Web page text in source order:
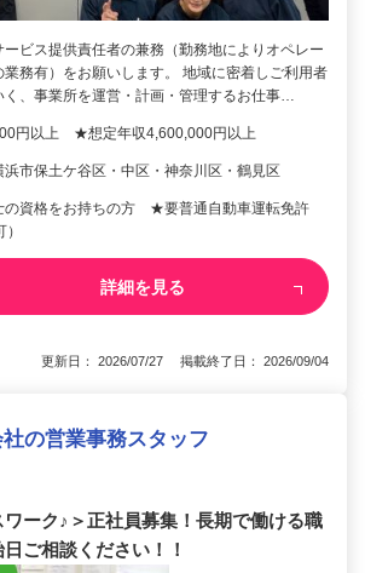
ービス提供責任者の兼務（勤務地によりオペレー
業務有）をお願いします。 地域に密着しご利用者
く、事業所を運営・計画・管理するお仕事…
円以上 ★想定年収4,600,000円以上
浜市保土ケ谷区・中区・神奈川区・鶴見区
の資格をお持ちの方 ★要普通自動車運転免許
詳細を見る
更新日： 2026/07/27 掲載終了日： 2026/09/04
の営業事務スタッフ
ワーク♪＞正社員募集！長期で働ける職
ご相談ください！！